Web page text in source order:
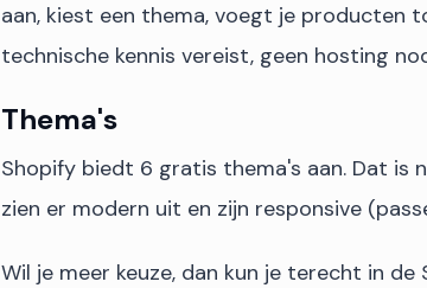
aan, kiest een thema, voegt je producten
technische kennis vereist, geen hosting
Thema's
Shopify biedt 6 gratis thema's aan. Dat is
zien er modern uit en zijn responsive
Wil je meer keuze, dan kun je terecht in